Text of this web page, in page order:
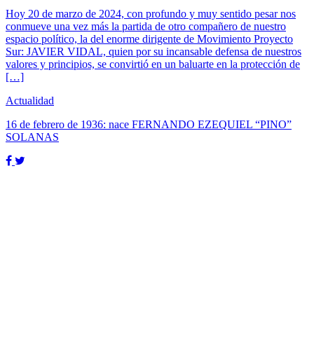
Hoy 20 de marzo de 2024, con profundo y muy sentido pesar nos
conmueve una vez más la partida de otro compañero de nuestro
espacio político, la del enorme dirigente de Movimiento Proyecto
Sur: JAVIER VIDAL, quien por su incansable defensa de nuestros
valores y principios, se convirtió en un baluarte en la protección de
[…]
Actualidad
16 de febrero de 1936: nace FERNANDO EZEQUIEL “PINO”
SOLANAS